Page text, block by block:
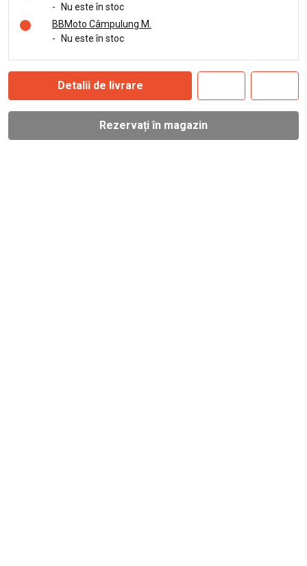
-
Nu este în stoc
BBMoto Câmpulung M.
-
Nu este în stoc
Detalii de livrare
Rezervați în magazin